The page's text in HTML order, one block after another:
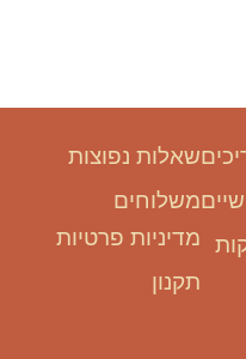
שאלות נפוצות
משלוחים
מדיניות פרטיות
תקנון